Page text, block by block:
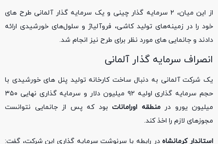
از این میان، ۲ سرمایه گذار چینی و یک سرمایه گذار آلمانی طرح های
خود را در زمینه‌های تولید کاشی، فروآلیاژ و سلول‌های خورشیدی ارائه
دادند و جانمایی های مورد نظر برای طرح نیز انجام شد.
انصراف سرمایه گذار آلمانی
یک شرکت آلمانی به دنبال ساخت کارخانه تولید پنل های خورشیدی با
حجم سرمایه گذاری اولیه ۹۲ میلیون دلار و سرمایه گذاری نهایی ۳۵۰
میلیون یورو درمنطقه اورامانات بود که پس از جانمایی نتوانست
مجوزهای لازم را اخذ کند.
استاندار کرمانشاهدر رابطه با سرنوشت سرمایه گذاری این شرکت، گفت: